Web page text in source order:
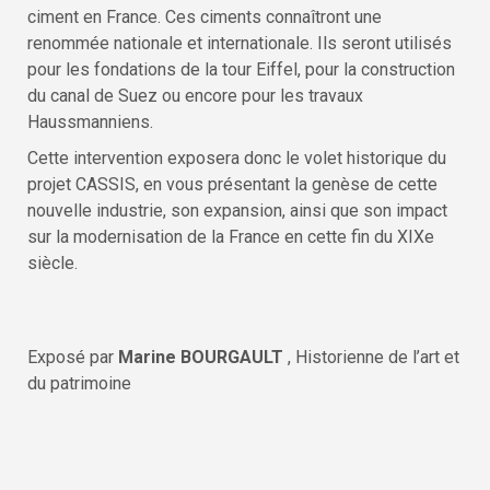
ciment en France. Ces ciments connaîtront une
renommée nationale et internationale. Ils seront utilisés
pour les fondations de la tour Eiffel, pour la construction
du canal de Suez ou encore pour les travaux
Haussmanniens.
Cette intervention exposera donc le volet historique du
projet CASSIS, en vous présentant la genèse de cette
nouvelle industrie, son expansion, ainsi que son impact
sur la modernisation de la France en cette fin du XIXe
siècle.
Exposé par Marine BOURGAULT , Historienne de l’art et
du patrimoine